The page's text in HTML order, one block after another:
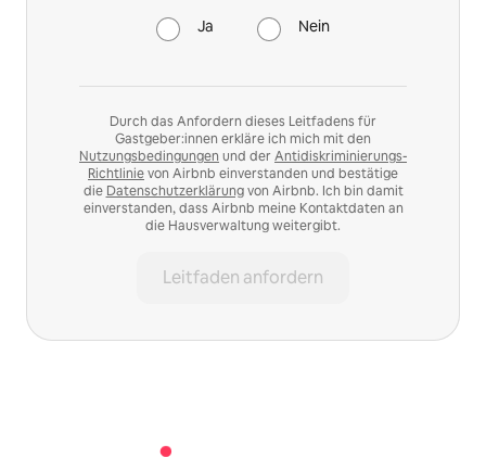
Ja Nein
Durch das Anfordern dieses Leitfadens für
Gastgeber:innen erkläre ich mich mit den
Nutzungsbedingungen und der Antidiskriminierungs-
Richtlinievon Airbnb einverstanden und bestätige
die Datenschutzerklärungvon Airbnb. Ich bin damit
einverstanden, dass Airbnb meine Kontaktdaten an
die Hausverwaltung weitergibt.
Leitfaden anfordern